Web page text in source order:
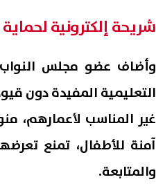
شريحة إلكترونية
وأضاف عضو مجلس
التعليمية المفيدة دون
غير المناسب لأعمارهم،
آمنة للأطفال، تمنع
والمتابعة.